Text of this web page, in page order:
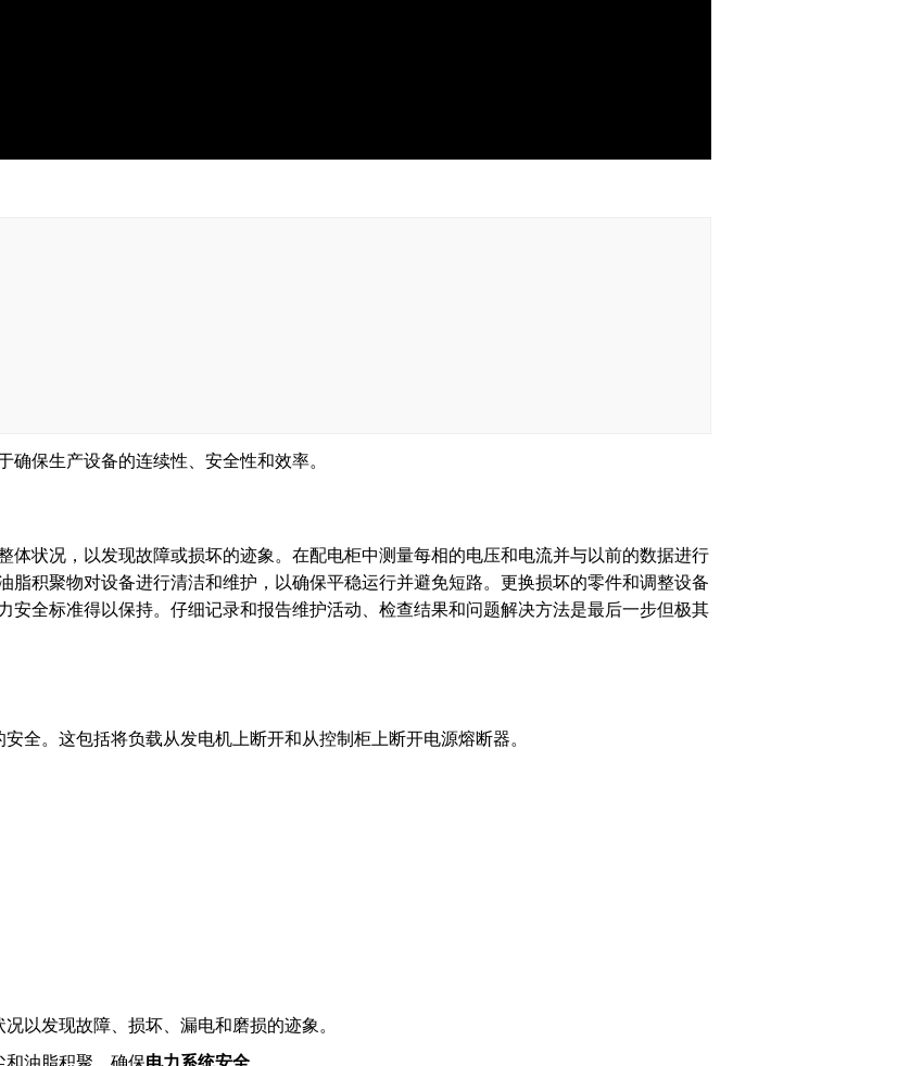
保生产设备的连续性、安全性和效率。
体状况，以发现故障或损坏的迹象。在配电柜中测量每相的电压和电流并与以前的数据进行
脂积聚物对设备进行清洁和维护，以确保平稳运行并避免短路。更换损坏的零件和调整设备
安全标准得以保持。仔细记录和报告维护活动、检查结果和问题解决方法是最后一步但极其
全。这包括将负载从发电机上断开和从控制柜上断开电源熔断器。
以发现故障、损坏、漏电和磨损的迹象。